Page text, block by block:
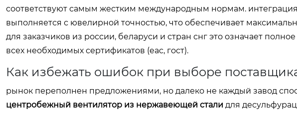
соответствуют самым жестким международным нормам.
выполняется с ювелирной точностью, что обеспечивает
для заказчиков из россии, беларуси и стран снг это означает
всех необходимых сертификатов (eac, гост).
Как избежать ошибок при выборе
рынок переполнен предложениями, но далеко не каждый завод
центробежный вентилятор из нержавеющей стали для